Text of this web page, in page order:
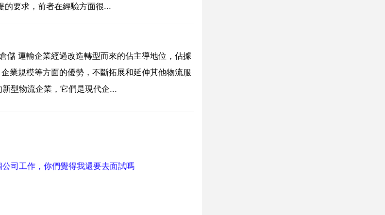
的要求，前者在經驗方面很...
儲 運輸企業經過改造轉型而來的佔主導地位，佔據
業規模等方面的優勢，不斷拓展和延伸其他物流服
型物流企業，它們是現代企...
司工作，你們覺得我還要去面試嗎